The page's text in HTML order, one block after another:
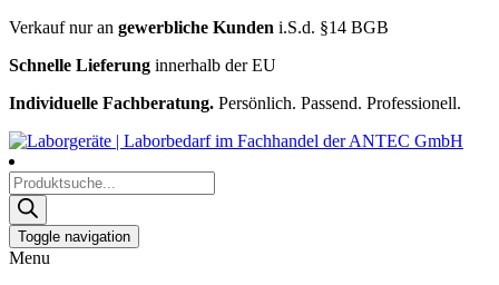
Verkauf nur an gewerbliche Kunden i.S.d. §14 BGB
Schnelle Lieferung innerhalb der EU
Individuelle Fachberatung. Persönlich. Passend. Professionell.
Products
search
Toggle navigation
Menu